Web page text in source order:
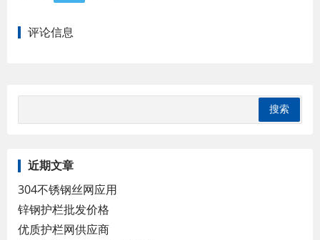
评论信息
近期文章
304不锈钢丝网应用
锌钢护栏批发价格
优质护栏网供应商